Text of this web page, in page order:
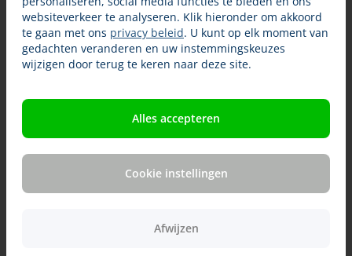
dierenspeciaalzaken wordt in april extra aandacht besteed
aan goede voorlichting.
Meer weten en handige tips? Kijk op:
www.maandvandeparasiet.nl
websiteverkeer te analyseren. Klik hieronder om akkoord
te gaan met ons privacy beleid. U kunt op elk moment van
gedachten veranderen en uw instemmingskeuzes
wijzigen door terug te keren naar deze site.
Alles accepteren
Cookie instellingen
Afwijzen